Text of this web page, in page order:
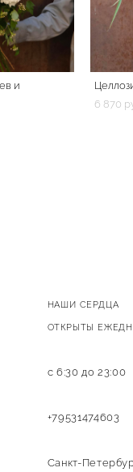
и
6 870
НАШИ СЕРДЦА
ОТКРЫТЫ
с 6:30 до 23:00
+79531474603
Санкт-